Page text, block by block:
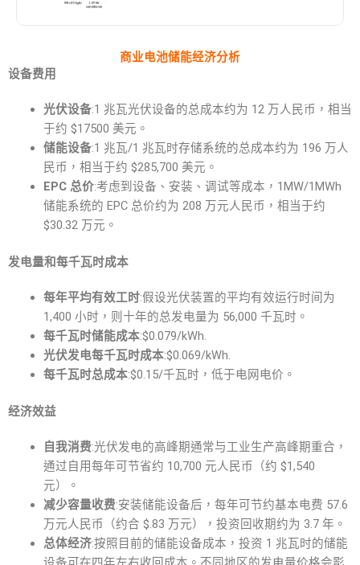
商业电池储能经济分析
设备费用
光伏设备:1 兆瓦光伏设备的总成本约为 12 万人民币，相当
于约 $17500 美元。
储能设备:1 兆瓦/1 兆瓦时存储系统的总成本约为 196 万人
民币，相当于约 $285,700 美元。
EPC 总价:考虑到设备、安装、调试等成本，1MW/1MWh
储能系统的 EPC 总价约为 208 万元人民币，相当于约
$30.32 万元。
发电量和每千瓦时成本
每年平均有效工时:假设光伏装置的平均有效运行时间为
1,400 小时，则十年的总发电量为 56,000 千瓦时。
每千瓦时储能成本:$0.079/kWh.
光伏发电每千瓦时成本:$0.069/kWh.
每千瓦时总成本:$0.15/千瓦时，低于电网电价。
经济效益
自我消费:光伏发电的高峰期通常与工业生产高峰期重合，
通过自用每年可节省约 10,700 元人民币（约 $1,540
元）。
减少容量收费:安装储能设备后，每年可节约基本电费 57.6
万元人民币（约合 $.83 万元），投资回收期约为 3.7 年。
总体经济:按照目前的储能设备成本，投资 1 兆瓦时的储能